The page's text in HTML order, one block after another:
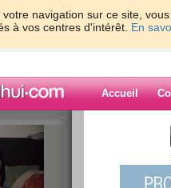
votre navigation sur ce site,
à vos centres d'intérêt. En
Accueil
Blog